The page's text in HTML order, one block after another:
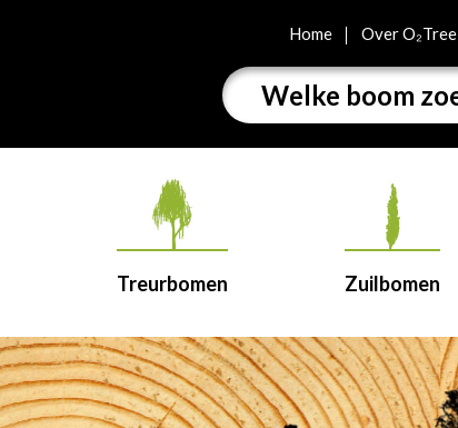
Home Over O₂Tree
Treurbomen Zuilbomen